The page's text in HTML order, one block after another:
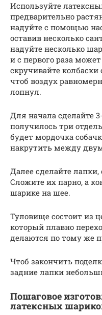
Используйте
предварительно
надуйте с помощью
оставив несколько
надуйте несколько
и с первого раза
скручивайте
чтоб воздух
лопнул.
Для начала сделайте
получилось три
будет мордочка
накрутить между
Далее сделайте
Сложите их парно, а
шарике на шее.
Туловище состоит из
который плавно
делаются по тому же
Чтоб закончить
задние лапки
Пошаговое
латексных